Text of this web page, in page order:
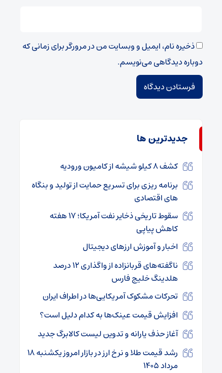
ذخیره نام، ایمیل و وبسایت من در مرورگر برای زمانی که
دوباره دیدگاهی می‌نویسم.
جديدترين ها
کشف ۸ کیلو شیشه از کامیون ورودیه
برنامه ریزی برای تسریع حمایت از تولید و بنگاه
های اقتصادی
سقوط تاریخی ذخایر نفت آمریکا؛ ۱۷ هفته
کاهش پیاپی
اخبار و آموزش ارزهای دیجیتال
ناگفته‌های قربانزاده از واگذاری ۱۲ درصد
هلدینگ خلیج فارس
تحرکات مشکوک آمریکایی‌ها در اطراف ایران
افزایش قیمت عینک‌ها به کدام دلیل است؟
آغاز حذف یارانه و تدوین لیست کالابرگ جدید
رشد قیمت طلا و نرخ ارز در بازار امروز یکشنبه ۱۸
مرداد ۱۴۰۵